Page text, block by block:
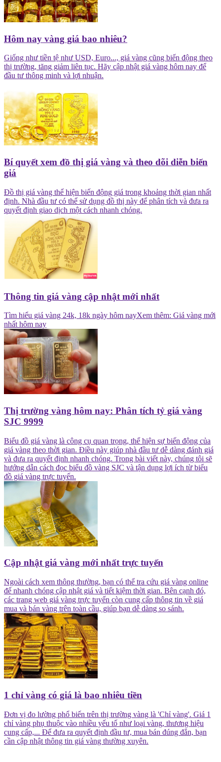
Hôm nay vàng giá bao nhiêu?
Giống như tiền tệ như USD, Euro..., giá vàng cũng biến động theo
thị trường, tăng giảm liên tục. Hãy cập nhật giá vàng hôm nay để
đầu tư thông minh và lợi nhuận.
Bí quyết xem đồ thị giá vàng và theo dõi diễn biến
giá
Đồ thị giá vàng thể hiện biến động giá trong khoảng thời gian nhất
định. Nhà đầu tư có thể sử dụng đồ thị này để phân tích và đưa ra
quyết định giao dịch một cách nhanh chóng.
Thông tin giá vàng cập nhật mới nhất
Tìm hiểu giá vàng 24k, 18k ngày hôm nayXem thêm: Giá vàng mới
nhất hôm nay
Thị trường vàng hôm nay: Phân tích tỷ giá vàng
SJC 9999
Biểu đồ giá vàng là công cụ quan trọng, thể hiện sự biến động của
giá vàng theo thời gian. Điều này giúp nhà đầu tư dễ dàng đánh giá
và đưa ra quyết định nhanh chóng. Trong bài viết này, chúng tôi sẽ
hướng dẫn cách đọc biểu đồ vàng SJC và tận dụng lợi ích từ biểu
đồ giá vàng trực tuyến.
Cập nhật giá vàng mới nhất trực tuyến
Ngoài cách xem thông thường, bạn có thể tra cứu giá vàng online
để nhanh chóng cập nhật giá và tiết kiệm thời gian. Bên cạnh đó,
các trang web giá vàng trực tuyến còn cung cấp thông tin về giá
mua và bán vàng trên toàn cầu, giúp bạn dễ dàng so sánh.
1 chỉ vàng có giá là bao nhiêu tiền
Đơn vị đo lường phổ biến trên thị trường vàng là 'Chỉ vàng'. Giá 1
chỉ vàng phụ thuộc vào nhiều yếu tố như loại vàng, thương hiệu
cung cấp,... Để đưa ra quyết định đầu tư, mua bán đúng đắn, bạn
cần cập nhật thông tin giá vàng thường xuyên.